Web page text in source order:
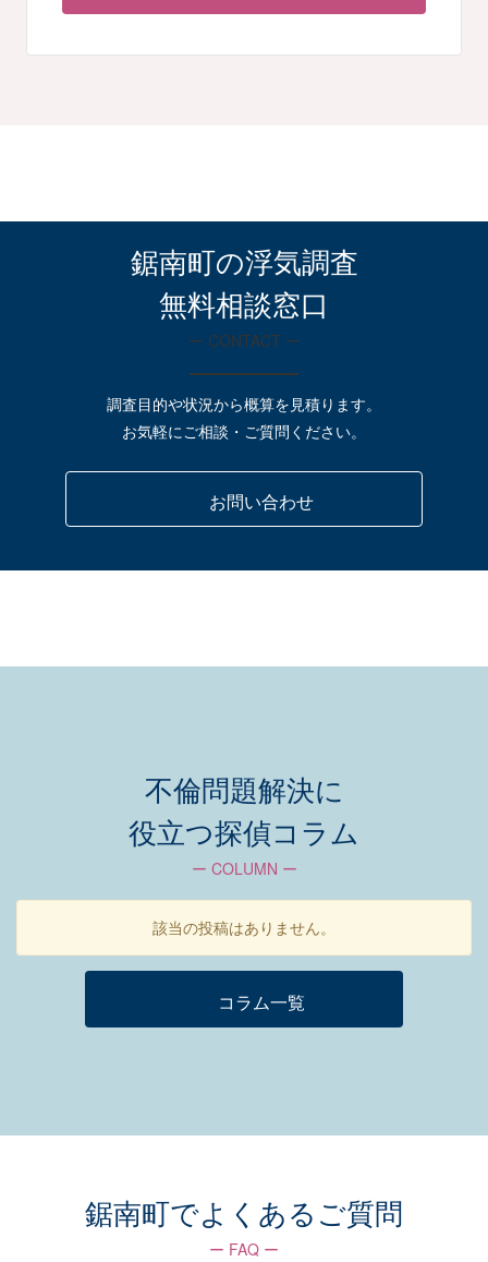
鋸南町の浮気調査
無料相談窓口
ー CONTACT ー
調査目的や状況から概算を見積ります。
お気軽にご相談・ご質問ください。
お問い合わせ
不倫問題解決に
役立つ探偵コラム
ー COLUMN ー
該当の投稿はありません。
コラム一覧
鋸南町でよくあるご質問
ー FAQ ー